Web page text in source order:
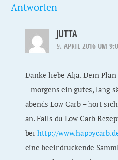
Antworten
JUTTA
9. APRIL 2016 UM
Danke liebe Alja. Dein
– morgens ein gutes, lang
abends Low Carb – hört
an. Falls du Low Carb
beihttp://
eine beeindruckende